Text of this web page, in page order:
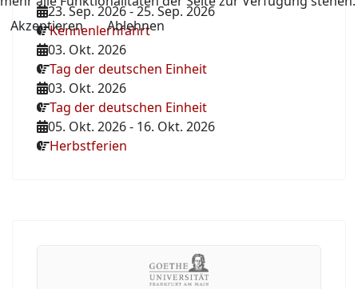
23. Sep. 2026-25. Sep. 2026
Kennenlernfahrt
03. Okt. 2026
Tag der deutschen Einheit
03. Okt. 2026
Tag der deutschen Einheit
05. Okt. 2026- 16. Okt. 2026
Herbstferien
Akzeptieren
Ablehnen